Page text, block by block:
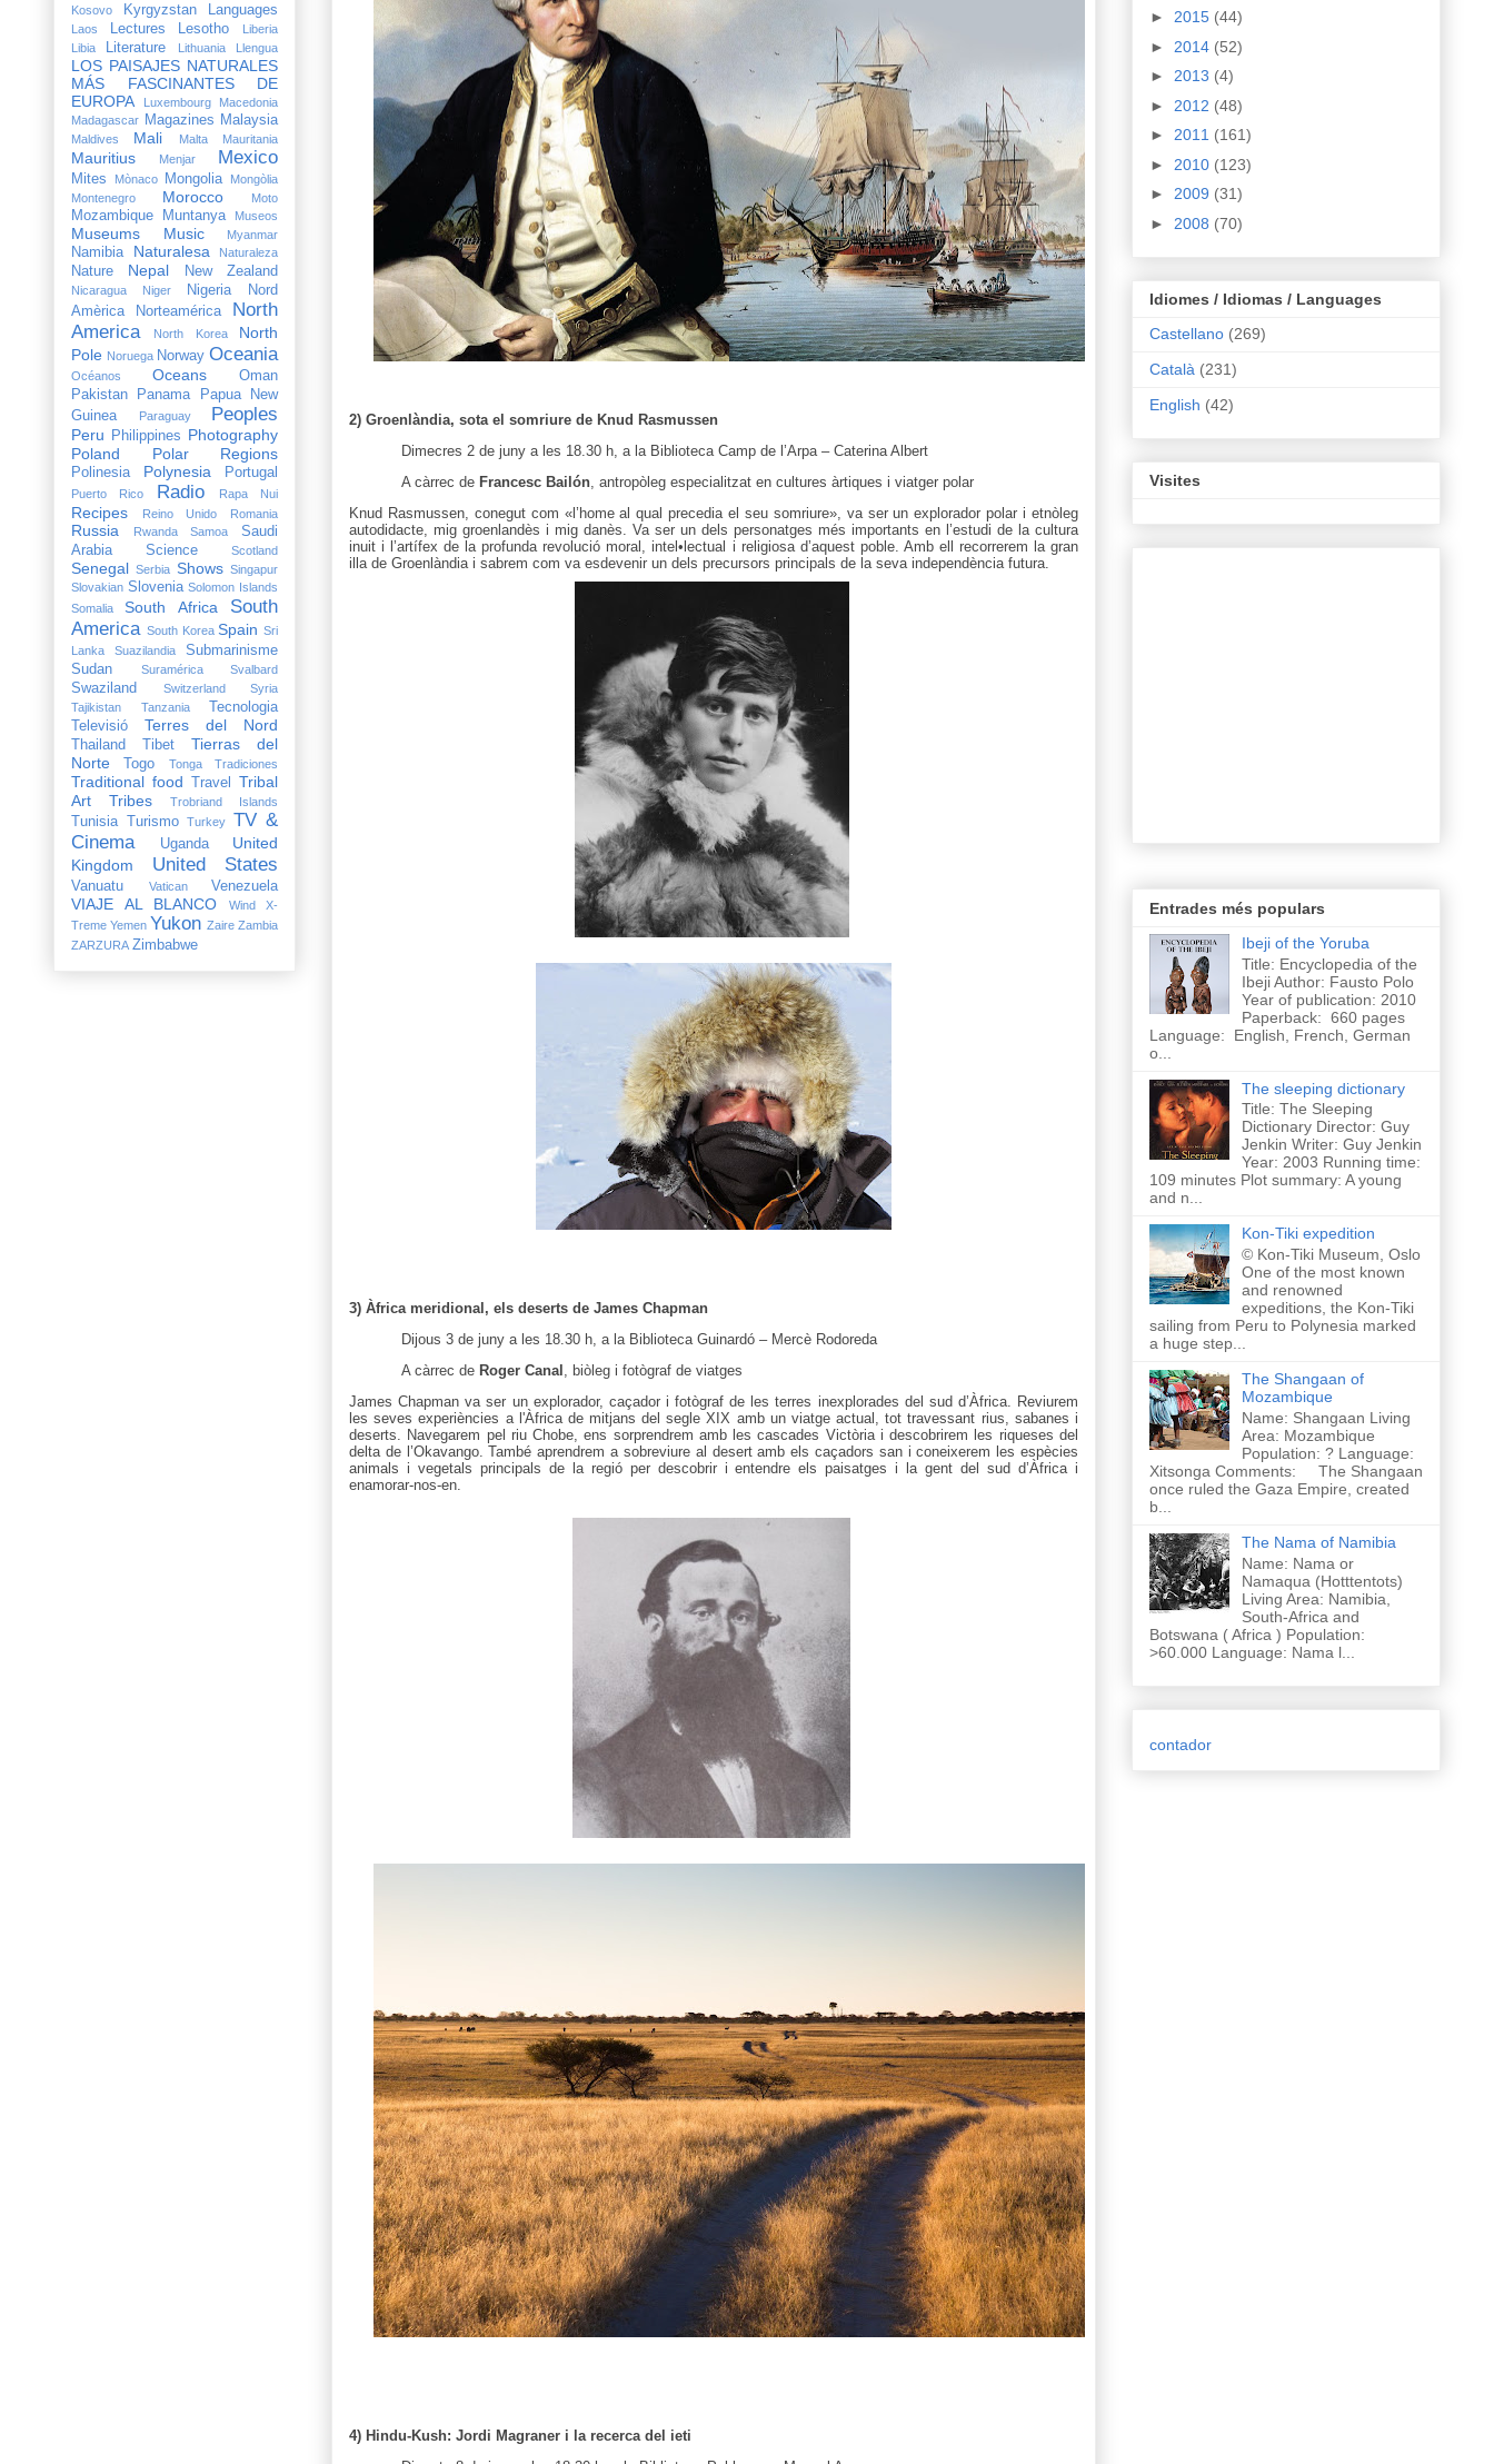
2) Groenlàndia, sota el somriure de Knud Rasmussen
Dimecres 2 de juny a les 18.30 h, a la Biblioteca Camp de l’Arpa – Caterina Albert
A càrrec de Francesc Bailón , antropòleg especialitzat en cultures àrtiques i viatger polar
Knud Rasmussen, conegut com «l’home al qual precedia el seu somriure», va ser un explorador polar i etnòleg
autodidacte, mig groenlandès i mig danès. Va ser un dels personatges més importants en l’estudi de la cultura
inuit i l’artífex de la profunda revolució moral, intel•lectual i religiosa d’aquest poble. Amb ell recorrerem la gran
illa de Groenlàndia i sabrem com va esdevenir un dels precursors principals de la seva independència futura.
3) Àfrica meridional, els deserts de James Chapman
Dijous 3 de juny a les 18.30 h, a la Biblioteca Guinardó – Mercè Rodoreda
A càrrec de Roger Canal
, biòleg i fotògraf de viatges
James Chapman va ser un explorador, caçador i fotògraf de les terres inexplorades del sud d’Àfrica. Reviurem
les seves experiències a l'Àfrica de mitjans del segle XIX amb un viatge actual, tot travessant rius, sabanes i
deserts. Navegarem pel riu Chobe, ens sorprendrem amb les cascades Victòria i descobrirem les riqueses del
delta de l’Okavango. També aprendrem a sobreviure al desert amb els caçadors san i coneixerem les espècies
animals i vegetals principals de la regió per descobrir i entendre els paisatges i la gent del sud d’Àfrica i
enamorar-nos-en.
4) Hindu-Kush: Jordi Magraner i la recerca del ieti
Kosovo Kyrgyzstan Languages
Laos Lectures Lesotho
Liberia
Libia
Literature Lithuania Llengua
LOS PAISAJES NATURALES
MÁS FASCINANTES DE
EUROPA
Luxembourg
Macedonia
Madagascar Magazines Malaysia
Maldives Mali Malta Mauritania
Mauritius Menjar Mexico
Mites Mònaco Mongolia
Mongòlia
Montenegro
Morocco Moto
Mozambique Muntanya Museos
Museums Music Myanmar
Namibia Naturalesa Naturaleza
Nature Nepal New Zealand
Nicaragua Niger Nigeria
Nord
Amèrica
Norteamérica
North
America
North Korea
North
Pole Noruega Norway Oceania
Océanos Oceans
Oman
Pakistan
Panama
Papua New
Guinea
Paraguay Peoples
Peru Philippines Photography
Poland
Polar Regions
Polinesia Polynesia Portugal
Puerto Rico Radio Rapa Nui
Recipes Reino Unido Romania
Russia Rwanda Samoa
Saudi
Arabia
Science Scotland
Senegal Serbia Shows Singapur
Slovakian Slovenia Solomon Islands
Somalia
South Africa
South
America South Korea Spain Sri
Lanka
Suazilandia
Submarinisme
Sudan
Suramérica Svalbard
Swaziland Switzerland
Syria
Tajikistan
Tanzania
Tecnologia
Televisió
Terres del Nord
Thailand Tibet
Tierras del
Norte
Togo Tonga Tradiciones
Traditional food Travel
Tribal
Art
Tribes Trobriand Islands
Tunisia Turismo Turkey TV &
Cinema
Uganda
United
Kingdom
United States
Vanuatu Vatican Venezuela
VIAJE AL BLANCO
Wind X-
Treme Yemen Yukon Zaire Zambia
ZARZURA Zimbabwe
► 2015 (44)
► 2014 (52)
► 2013 (4)
► 2012 (48)
► 2011 (161)
► 2010 (123)
► 2009 (31)
► 2008 (70)
Idiomes / Idiomas / Languages
Castellano (269)
Català (231)
English (42)
Visites
Entrades més populars
Ibeji of the Yoruba
Title: Encyclopedia of the
Ibeji Author: Fausto Polo
Year of publication: 2010
Paperback: 660 pages
Language: English, French, German
o...
The sleeping dictionary
Title: The Sleeping
Dictionary Director: Guy
Jenkin Writer: Guy Jenkin
Year: 2003 Running time:
109 minutes Plot summary: A young
and n...
Kon-Tiki expedition
© Kon-Tiki Museum, Oslo
One of the most known
and renowned
expeditions, the Kon-Tiki
sailing from Peru to Polynesia marked
a huge step...
The Shangaan of
Mozambique
Name: Shangaan Living
Area: Mozambique
Population: ? Language:
Xitsonga Comments: The Shangaan
once ruled the Gaza Empire, created
b...
The Nama of Namibia
Name: Nama or
Namaqua (Hotttentots)
Living Area: Namibia,
South-Africa and
Botswana ( Africa ) Population:
>60.000 Language: Nama l...
contador